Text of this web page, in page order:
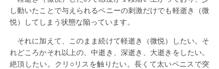
し動いたことで与えられるペニーの刺激だけでも軽逝き（微
悦）してしまう状態な陥っています。
それに加えて、このまま続けて軽逝き（微悦）したい。そ
れどころかそれ以上の、中逝き、深逝き、大逝きをしたい。
絶頂したい。クリ○リスを触りたい。長くて太いペニスで突